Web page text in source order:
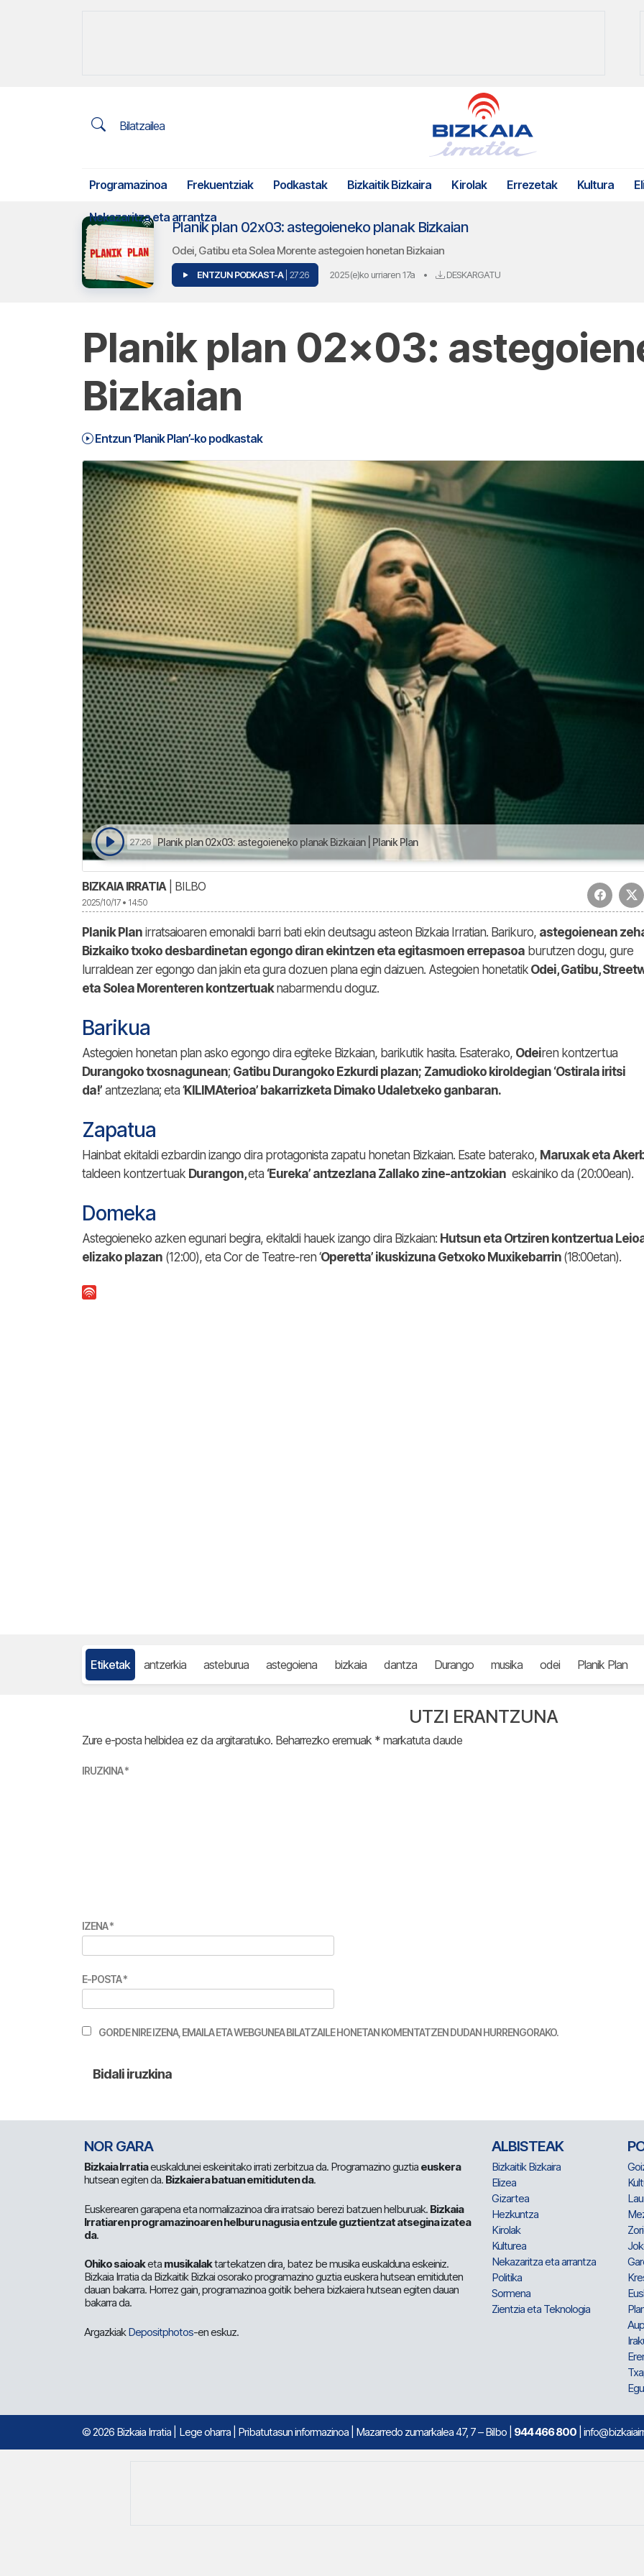
Bilatzailea
Programazinoa Frekuentziak Podkastak Bizkaitik Bizkaira Kirolak Errezetak Kultura
Nekazaritza eta arrantza
Planik plan 02x03: astegoieneko planak Bizkaian
Odei, Gatibu eta Solea Morente astegoien honetan Bizkaian
ENTZUN PODKAST-A | 27:26 2025(e)ko urriaren 17a • DESKARGATU
Planik plan 02×03:
Bizkaian
Entzun ‘Planik Plan’-ko podkastak
27:26 Planik plan 02x03: astegoieneko planak Bizkaian | Planik Plan
BIZKAIA IRRATIA | BILBO
2025/10/17 • 14:50
Planik Plan irratsaioaren emonaldi barri bati ekin deutsagu asteon Bizkaia Irratian. Barikuro, astegoienean
Bizkaiko txoko desbardinetan egongo diran ekintzen eta egitasmoen errepasoa burutzen dogu, gure
lurraldean zer egongo dan jakin eta gura dozuen plana egin daizuen. Astegoien honetatik Odei, Gatibu,
eta Solea Morenteren kontzertuaknabarmendu doguz.
Barikua
Astegoien honetan plan asko egongo dira egiteke Bizkaian, barikutik hasita. Esaterako, Odeiren kontzertua
Durangoko txosnagunean; Gatibu Durangoko Ezkurdi plazan; Zamudioko kiroldegian ‘Ostirala iritsi
da!’ antzezlana; eta ‘KILIMAterioa’ bakarrizketa Dimako Udaletxeko ganbaran.
Zapatua
Hainbat ekitaldi ezbardin izango dira protagonista zapatu honetan Bizkaian. Esate baterako, Maruxak eta
taldeen kontzertuak Durangon,eta ‘Eureka’ antzezlana Zallako zine-antzokian eskainiko da (20:00ean).
Domeka
Astegoieneko azken egunari begira, ekitaldi hauek izango dira Bizkaian: Hutsun eta Ortziren kontzertua
elizako plazan (12:00), eta Cor de Teatre-ren ‘Operetta’ ikuskizuna Getxoko Muxikebarrin (18:00etan).
Etiketak antzerkia asteburua astegoiena bizkaia dantza Durango musika odei Planik Plan
UTZI ERANTZUNA
Zure e-posta helbidea ez da argitaratuko. Beharrezko eremuak * markatuta daude
IRUZKINA*
IZENA*
E-POSTA*
GORDE NIRE IZENA, EMAILA ETA WEBGUNEA BILATZAILE HONETAN KOMENTATZEN DUDAN HURRENGORAKO.
NOR GARA
Bizkaia Irratiaeuskaldunei eskeinitako irrati zerbitzua da. Programazino guztia euskera
hutsean egiten da. Bizkaiera batuan emitiduten da.
Euskerearen garapena eta normalizazinoa dira irratsaio berezi batzuen helburuak. Bizkaia
Irratiaren programazinoaren helburu nagusia entzule guztientzat atsegina izatea
da.
Ohiko saioaketa musikalaktartekatzen dira, batez be musika euskalduna eskeiniz.
Bizkaia Irratia da Bizkaitik Bizkai osorako programazino guztia euskera hutsean emitiduten
dauan bakarra. Horrez gain, programazinoa goitik behera bizkaiera hutsean egiten dauan
bakarra da.
ArgazkiakDepositphotos-en eskuz.
ALBISTEAK
Bizkaitik Bizkaira
Elizea
Gizartea
Hezkuntza
Kirolak
Kulturea
Nekazaritza eta arrantza
Politika
Sormena
Zientzia eta Teknologia
© 2026 Bizkaia Irratia Lege oharra Pribatutasun informazinoa | Mazarredo zumarkalea 47, 7 – Bilbo | 944 466 800 |